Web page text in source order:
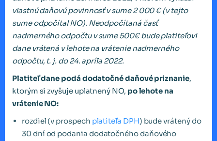
vlastnú daňovú povinnosť v sume 2 000 € (v tejto
sume odpočítal NO). Neodpočítaná časť
nadmerného odpočtu v sume 500€ bude platiteľovi
dane vrátená v lehote na vrátenie nadmerného
odpočtu, t. j. do 24. apríla 2022.
Platiteľ dane podá dodatočné daňové priznanie,
ktorým si zvyšuje uplatnený NO, po lehote na
vrátenie NO:
rozdiel (v prospech platiteľa DPH) bude vrátený do
30 dní od podania dodatočného daňového